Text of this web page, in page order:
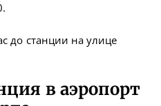
до станции на улице
в аэропорт